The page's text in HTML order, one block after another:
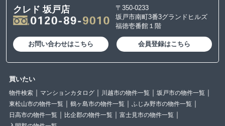
クレド 坂戸店
〒350-0233
坂戸市南町3番3グランドヒルズ
福徳壱番館１階
お問い合わせはこちら 会員登録はこちら
買いたい
物件検索 マンションカタログ 川越市の物件一覧
坂戸市の物件一覧
東松山市の物件一覧
鶴ヶ島市の物件一覧
ふじみ野市の物件一覧
日高市の物件一覧
比企郡の物件一覧
富士見市の物件一覧